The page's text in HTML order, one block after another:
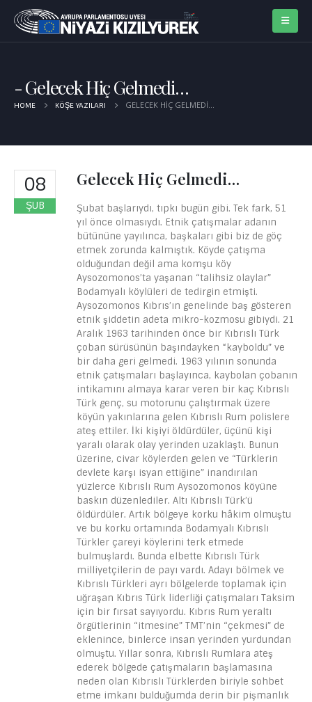
Gelecek Hiç Gelmedi…
HOME KÖŞE YAZILARI GELECEK HIÇ GELMEDI…
08
ŞUB
Gelecek Hiç Gelmedi…
Şubat başlarıydı, tıpkı bugün gibi. Tek fark, 51
yıl önce olmasıydı. Etnik çatışmalar adanın
bütününe yayılınca, başkaları gibi biz de göç
etmek zorunda kalmıştık. Köyde çatışma
olduğundan değil ama komşu köy
Aysozomonos’ta yaşanan “talihsiz olaylar”
Bodamyalı köylüleri de tedirgin etmişti.
Aysozomonos Kıbrıs’ın genelinde baş gösteren
etnik şiddetin adeta mikro-kozmosu gibiydi. 21
Aralık 1963 tarihinden önce bir Kıbrıslı Türk
çoban sürüsünün başındayken “kayboldu” ve
bir daha geri gelmedi. 1963 yılının sonunda
etnik çatışmaları başlayınca, kaybolan çobanın
intikamını almaya karar veren bir kaç Kıbrıslı
Türk genç, su motorunu çalıştırmak üzere
köyün yakınlarına gelen Kıbrıslı Rum polislere
ateş ettiler. İki kişiyi öldürdüler, üçünü kişi
yaralı olarak olay yerinden uzaklaştı. Bunun
üzerine, civar köylerden gelen ve “Türklerin
devlete karşı isyan ettiğine” inandırılan
yüzlerce Kıbrıslı Rum Aysozomonos köyüne
baskın düzenlediler. Altı Kıbrıslı Türk’ü
öldürdüler. Artık bölgeye korku hâkim olmuştu
ve bu korku ortamında Bodamyalı Kıbrıslı
Türkler çareyi köylerini terk etmede
bulmuşlardı. Bunda elbette Kıbrıslı Türk
milliyetçilerin de payı vardı. Adayı bölmek ve
Kıbrıslı Türkleri ayrı bölgelerde toplamak için
uğraşan Kıbrıs Türk liderliği çatışmaları Taksim
için bir fırsat sayıyordu. Kıbrıs Rum yeraltı
örgütlerinin “itmesine” TMT’nin “çekmesi” de
eklenince, binlerce insan yerinden yurdundan
olmuştu. Yıllar sonra, Kıbrıslı Rumlara ateş
ederek bölgede çatışmaların başlamasına
neden olan Kıbrıslı Türklerden biriyle sohbet
etme imkanı bulduğumda derin bir pişmanlık